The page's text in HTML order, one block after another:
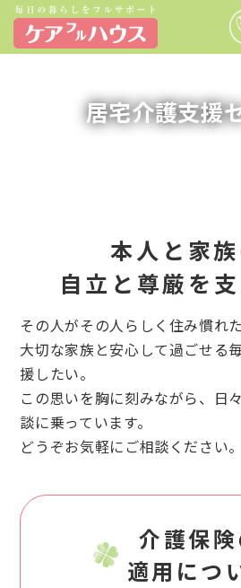
居宅介護支援
本人と家族
自立と尊厳を
その人がその人らしく住み慣れた
大切な家族と安心して過ごせる
援したい。
この思いを胸に刻みながら、日
談に乗っています。
どうぞお気軽にご相談ください。
介護保険
適用につ